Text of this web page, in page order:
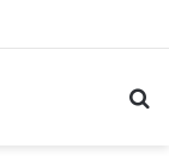
semafori